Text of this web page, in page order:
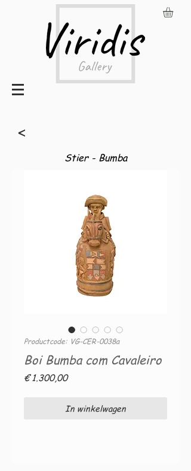
<
Stier - Bumba
Productcode: VG-CER-0038a
Boi Bumba com Cavaleiro
€ 1.300,00Prijs
In winkelwagen